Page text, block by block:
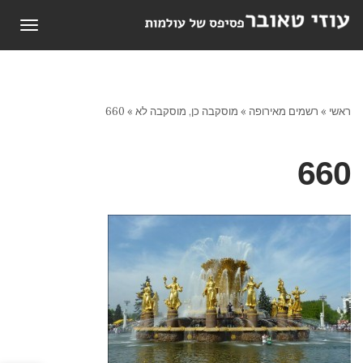
ראשי » רשמים מאירופה » מוסקבה כן, מוסקבה לא »
660
660